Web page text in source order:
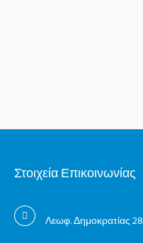
Στοιχεία Επικοινωνίας
Λεωφ. Δημοκρατίας 28